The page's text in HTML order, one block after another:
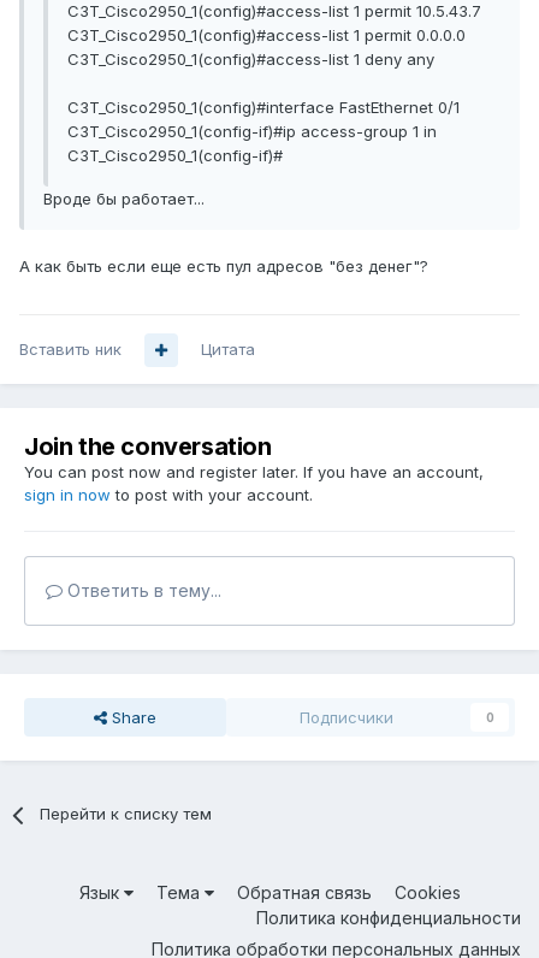
C3T_Cisco2950_1(config)#access-list 1 permit 10.5.43.7
C3T_Cisco2950_1(config)#access-list 1 permit 0.0.0.0
C3T_Cisco2950_1(config)#access-list 1 deny any
C3T_Cisco2950_1(config)#interface FastEthernet 0/1
C3T_Cisco2950_1(config-if)#ip access-group 1 in
C3T_Cisco2950_1(config-if)#
Вроде бы работает...
А как быть если еще есть пул адресов "без денег"?
Вставить ник Цитата
Join the conversation
You can post now and register later. If you have an account,
sign in now to post with your account.
Ответить в тему...
Share Подписчики 0
Перейти к списку тем
Язык Тема Обратная связь
Cookies
Политика конфиденциальности
Политика обработки персональных данных